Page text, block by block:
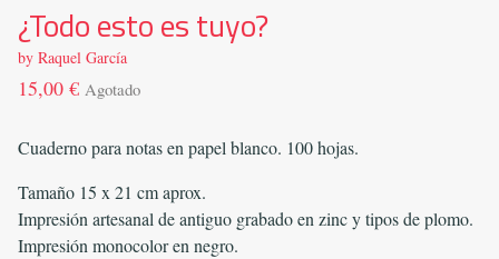
¿Todo esto es tuyo?
by Raquel García
15,00 € Agotado
Cuaderno para notas en papel blanco. 100 hojas.
Tamaño 15 x 21 cm aprox.
Impresión artesanal de antiguo grabado en zinc y tipos de plomo.
Impresión monocolor en negro.